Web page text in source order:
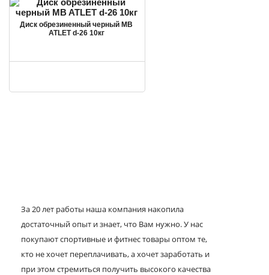
Диск обрезиненный черный MB
ATLET d-26 10кг
За 20 лет работы наша компания накопила
достаточный опыт и знает, что Вам нужно. У нас
покупают спортивные и фитнес товары оптом те,
кто не хочет переплачивать, а хочет заработать и
при этом стремиться получить высокого качества